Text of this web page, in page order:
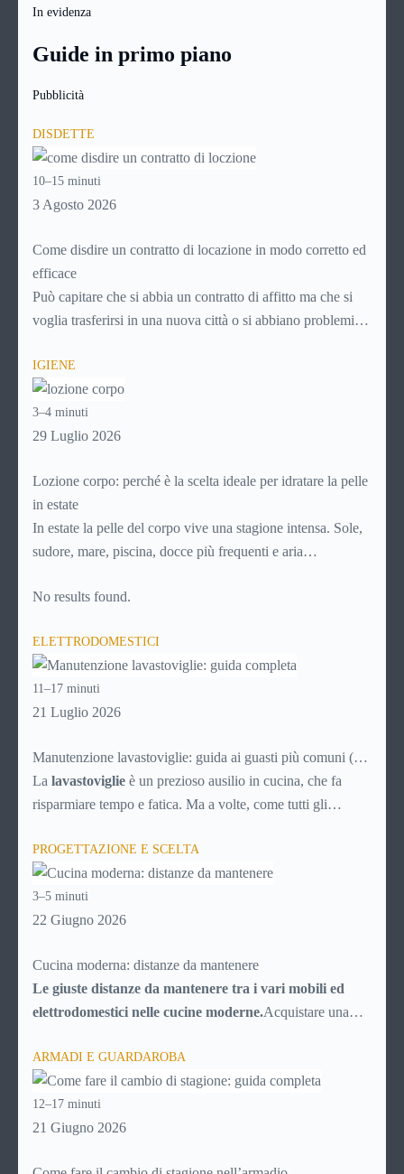
In evidenza
Guide in primo piano
Pubblicità
DISDETTE
10–15 minuti
3 Agosto 2026
Come disdire un contratto di locazione in modo corretto ed
efficace
Può capitare che si abbia un contratto di affitto ma che si
voglia trasferirsi in una nuova città o si abbiano problemi a
abitazione: è legittimo chiedersi se è possibile
contratto di locazione
capiremo come inviare la disdetta per un contratto di affitto.
IGIENE
3–4 minuti
29 Luglio 2026
Lozione corpo: perché è la scelta ideale per idratare la pelle
in estate
In estate la pelle del corpo vive una stagione intensa. Sole,
sudore, mare, piscina, docce più frequenti e aria
disidratata o semplicemente meno confortevole. Eppure,
prodotti idratanti perché temono texture pesanti,
appiccicose o difficili da assorbire.
No results found.
ELETTRODOMESTICI
11–17 minuti
21 Luglio 2026
Manutenzione lavastoviglie: guida ai guasti più comuni (e
soluzioni)
La lavastoviglie è un prezioso ausilio in cucina, che fa
risparmiare tempo e fatica. Ma a volte, come tutti gli
problemi tecnici. Ecco una breve guida ai principali guasti e
inconvenienti, con tutti i consigli utili per cercare di
risolverli da soli, senza chiamare il tecnico e risparmiando
quindi soldi.
PROGETTAZIONE E SCELTA
3–5 minuti
22 Giugno 2026
Cucina moderna: distanze da mantenere
Le giuste distanze da mantenere tra i vari mobili ed
elettrodomestici nelle cucine moderne.Acquistare una
le infinite possibilità messe a disposizione dal mercato. In
realtà la scelta è resa “difficile” proprio dal numero di
possibilità fra cui scegliere, che trasformano l’acquisto della
cucina in una vera e propria impresa, poiché ci si deve
ARMADI E GUARDAROBA
12–17 minuti
21 Giugno 2026